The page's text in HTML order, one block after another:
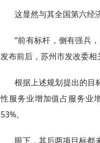
这显然与其全国第六经
“前有标杆，侧有强兵
发布前后，苏州市发改委相
根据上述规划提出的目
性服务业增加值占服务业
53%。
眼下，其后两项目标都